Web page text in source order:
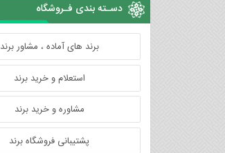
دسـته بندی فـروشگاه
برند های آماده ، مشاور برند
استعلام و خرید برند
مشاوره و خرید برند
پشتیبانی فروشگاه برند